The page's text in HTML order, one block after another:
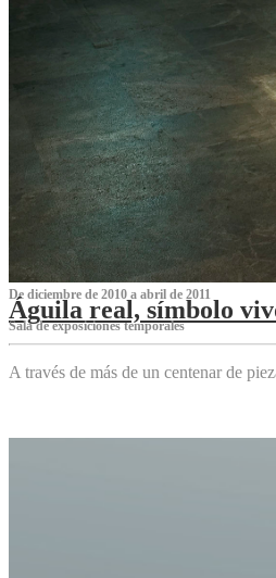
De diciembre de 2010 a abril de 2011
Águila real, símbolo
Sala de exposiciones temporales
A través de más de un centenar de